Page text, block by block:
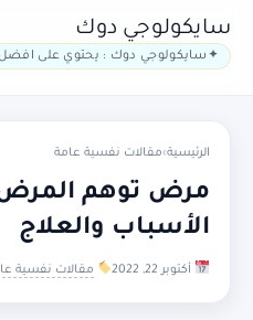
سايكولوجي دوك
سايكولوجي دوك : يحتوي على افضل
الرئيسية›مقالات نفسية عامة
مرض توهم
الأسباب والعلاج
أكتوبر 22, 2022 مقالات نفسية